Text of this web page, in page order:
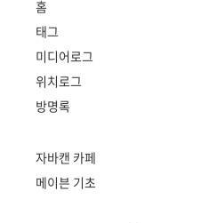
홈
태그
미디어로그
위치로그
방명록
자바캔 카페
메이븐 기초